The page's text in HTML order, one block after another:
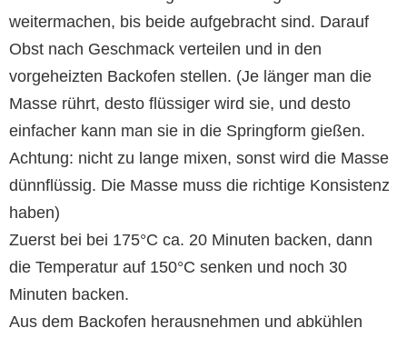
weitermachen, bis beide aufgebracht sind. Darauf
Obst nach Geschmack verteilen und in den
vorgeheizten Backofen stellen. (Je länger man die
Masse rührt, desto flüssiger wird sie, und desto
einfacher kann man sie in die Springform gießen.
Achtung: nicht zu lange mixen, sonst wird die Masse
dünnflüssig. Die Masse muss die richtige Konsistenz
haben)
Zuerst bei bei 175°C ca. 20 Minuten backen, dann
die Temperatur auf 150°C senken und noch 30
Minuten backen.
Aus dem Backofen herausnehmen und abkühlen